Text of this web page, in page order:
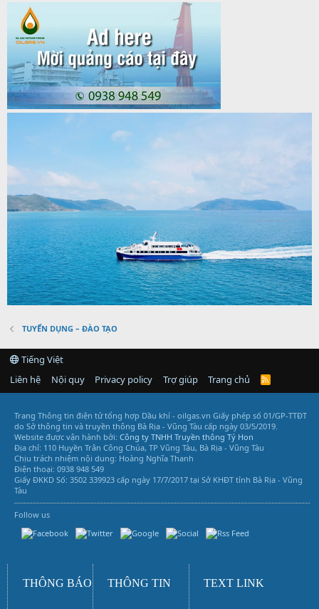
TUYỂN DỤNG – ĐÀO TẠO
Tiếng Việt
Liên hệ
Nội quy Privacy policy Trợ giúp Trang chủ
R
S
Trang Thông tin điện tử tổng hợp Dầu khí - oilgas.vn Giấy phép số 01/GP-TTĐT
do Sở thông tin và truyền thông Bà Rịa - Vũng Tàu cấp ngày 03/5/2019.
Website được vận hành bởi: Công ty TNHH Truyền thông Tý Hon
Địa chỉ: 110 Huyền Trân Công Chúa, TP Vũng Tàu, Bà Rịa - Vũng Tàu
Chịu trách nhiệm nội dung: Hoàng Nghĩa Thanh
Điện thoại: 0938 948 549
Giấy ĐKKD Số: 3502 339923 cấp ngày 17/7/2017 tại Sở KHĐT tỉnh Bà Rịa - Vũng
Tàu
Follow us
THÔNG BÁO THÔNG TIN TEXT LINK